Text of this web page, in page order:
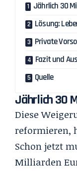
Jährlich 30
Lösung:
Private
Fazit und
Quelle
Jährlich 30
Diese
reformieren,
Schon jetzt
Milliarden